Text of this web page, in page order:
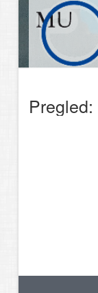
Pregled: